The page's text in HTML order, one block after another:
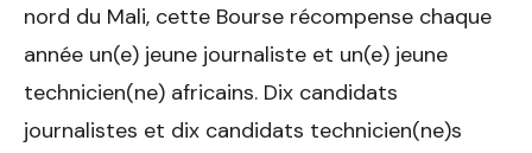
nord du Mali, cette Bourse récompense chaque
année un(e) jeune journaliste et un(e) jeune
technicien(ne) africains. Dix candidats
journalistes et dix candidats technicien(ne)s